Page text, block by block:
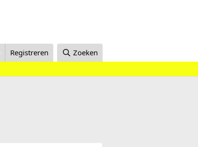
Registreren Zoeken